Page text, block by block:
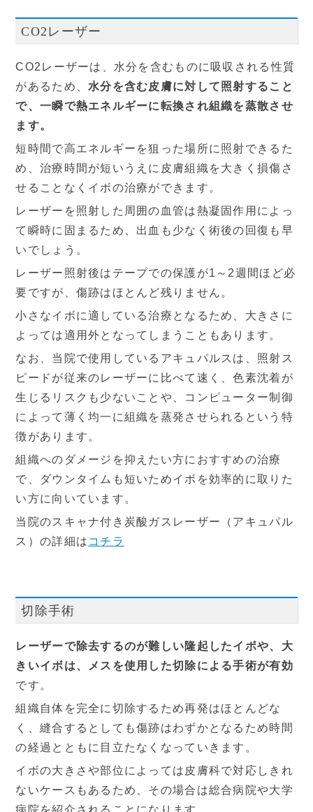
CO2レーザー
CO2レーザーは、水分を含むものに吸収される性質
があるため、 水分を含む皮膚に対して照射すること
で、一瞬で熱エネルギーに転換され組織を蒸散させ
ます。
短時間で高エネルギーを狙った場所に照射できるた
め、治療時間が短いうえに皮膚組織を大きく損傷さ
せることなくイボの治療ができます。
レーザーを照射した周囲の血管は熱凝固作用によっ
て瞬時に固まるため、出血も少なく術後の回復も早
いでしょう。
レーザー照射後はテープでの保護が1～2週間ほど必
要ですが、傷跡はほとんど残りません。
小さなイボに適している治療となるため、大きさに
よっては適用外となってしまうこともあります。
なお、当院で使用しているアキュパルスは、照射ス
ピードが従来のレーザーに比べて速く、色素沈着が
生じるリスクも少ないことや、コンピューター制御
によって薄く均一に組織を蒸発させられるという特
徴があります。
組織へのダメージを抑えたい方におすすめの治療
で、ダウンタイムも短いためイボを効率的に取りた
い方に向いています。
当院のスキャナ付き炭酸ガスレーザー（アキュパル
ス）の詳細は コチラ
切除手術
レーザーで除去するのが難しい隆起したイボや、大
きいイボは、メスを使用した切除による手術が有効
です。
組織自体を完全に切除するため再発はほとんどな
く、縫合するとしても傷跡はわずかとなるため時間
の経過とともに目立たなくなっていきます。
イボの大きさや部位によっては皮膚科で対応しきれ
ないケースもあるため、その場合は総合病院や大学
病院を紹介されることになります。